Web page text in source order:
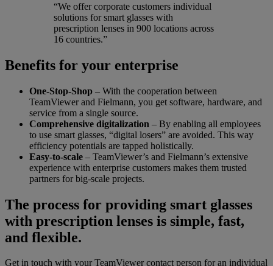
“We offer corporate customers individual
solutions for smart glasses with
prescription lenses in 900 locations across
16 countries.”
Benefits for your enterprise
One-Stop-Shop – With the cooperation between
TeamViewer and Fielmann, you get software, hardware, and
service from a single source.
Comprehensive digitalization – By enabling all employees
to use smart glasses, “digital losers” are avoided. This way
efficiency potentials are tapped holistically.
Easy-to-scale – TeamViewer’s and Fielmann’s extensive
experience with enterprise customers makes them trusted
partners for big-scale projects.
The process for providing smart glasses
with prescription lenses is simple, fast,
and flexible.
Get in touch with your TeamViewer contact person for an individual